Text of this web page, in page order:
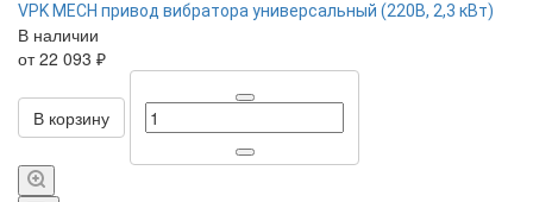
VPK MECH привод вибратора универсальный (220В, 2,3 кВт)
В наличии
от 22 093 ₽
В корзину